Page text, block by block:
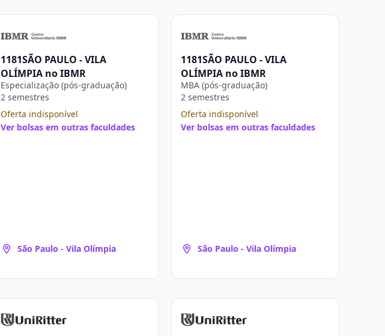
1181SÃO PAULO - VILA
OLÍMPIA no IBMR
Especialização (pós-graduação)
2 semestres
Oferta indisponível
Ver bolsas em outras faculdades
São Paulo - Vila Olímpia
1181SÃO PAULO - VILA
OLÍMPIA no IBMR
MBA (pós-graduação)
2 semestres
Oferta indisponível
Ver bolsas em outras faculdades
São Paulo - Vila Olímpia